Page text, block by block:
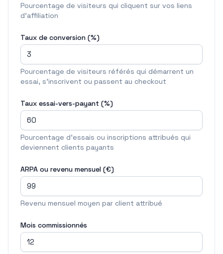
Pourcentage de visiteurs qui cliquent sur vos liens
d'affiliation
Taux de conversion (%)
Pourcentage de visiteurs référés qui démarrent un
essai, s'inscrivent ou passent au checkout
Taux essai-vers-payant (%)
Pourcentage d'essais ou inscriptions attribués qui
deviennent clients payants
ARPA ou revenu mensuel (€)
Revenu mensuel moyen par client attribué
Mois commissionnés